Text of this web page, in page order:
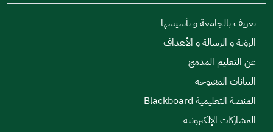
تعريف بالجامعة و تأسيسها
الرؤية و الرسالة و الأهداف
عن التعليم المدمج
البيانات المفتوحة
المنصة التعليمية Blackboard
المشاركات الإلكترونية